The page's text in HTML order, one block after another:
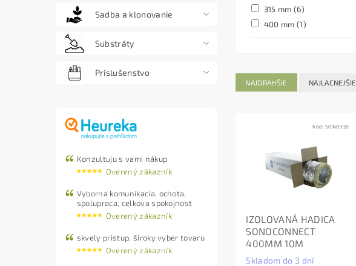
Sadba a klonovanie
Substráty
Príslušenstvo
Konzultuju s vami nákup
Overený zákazník
Vyborna komunikacia, ochota,
spolupraca, celkova spokojnost
Overený zákazník
skvely pristup, široky vyber tovaru
Overený zákazník
315 mm (6)
400 mm (1)
NAJDRAHŠIE NAJLACNEJŠIE
Kód:SONO359
IZOLOVANÁ HADICA
SONOCONNECT
400MM 10M
Skladom do 3 dní